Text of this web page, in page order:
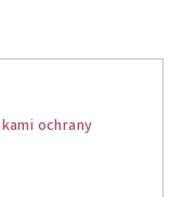
ochrany